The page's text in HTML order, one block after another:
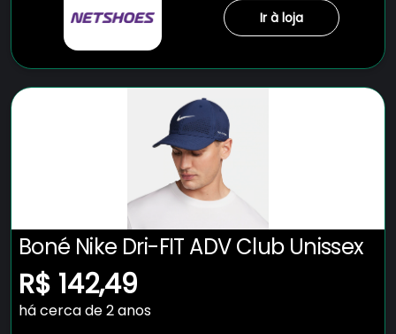
Ir à loja
Boné Nike Dri-FIT ADV Club Unissex
R$ 142,49
há cerca de 2 anos